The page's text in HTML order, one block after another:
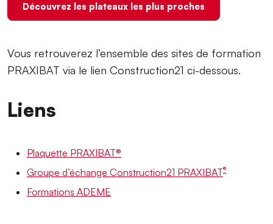
Découvrez les plateaux les plus proches
Vous retrouverez l’ensemble des sites de formation
PRAXIBAT via le lien Construction21 ci-dessous.
Liens
Plaquette PRAXIBAT®
Groupe d’échange Construction21 PRAXIBAT®
Formations ADEME